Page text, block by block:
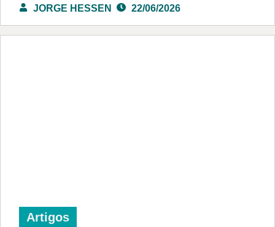
JORGE HESSEN 22/06/2026
Artigos